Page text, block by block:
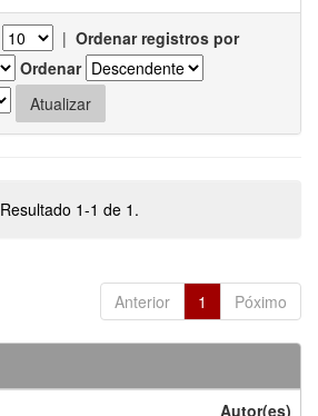
| Ordenar registros por
Ordenar
Resultado 1-1 de 1.
Anterior 1 Póximo
Autor(es)